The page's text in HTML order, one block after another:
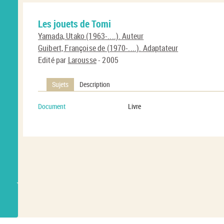
Les jouets de Tomi
Yamada, Utako (1963-....). Auteur
Guibert, Françoise de (1970-....). Adaptateur
Edité par Larousse- 2005
Sujets Description
Document Livre